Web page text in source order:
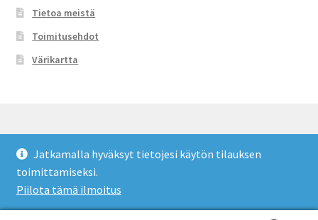
Jatkamalla hyväksyt tietojesi käytön tilauksen
toimittamiseksi.
Piilota tämä ilmoitus
Tietoa meistä
Toimitusehdot
Värikartta
© Tarraton 2026
Toimitusehdot